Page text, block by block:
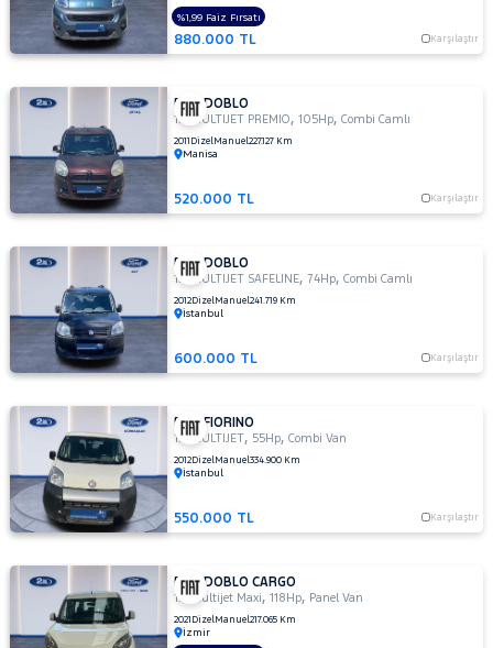
VOLVO
880.000 TL Karşılaştır
%1,99 Faiz Fırsatı
FIAT DOBLO
1.6 MULTIJET PREMIO,105Hp,Combi Camlı
2011 DizelManuel227.127 Km
Manisa
520.000 TL Karşılaştır
FIAT DOBLO
1.3 MULTIJET SAFELINE,74Hp,Combi Camlı
2012DizelManuel241.719 Km
İstanbul
600.000 TL Karşılaştır
FIAT FIORINO
1.3 MULTIJET, 55Hp,Combi Van
2012DizelManuel334.900 Km
İstanbul
550.000 TL Karşılaştır
FIAT DOBLO CARGO
1.6 Multijet Maxi,118Hp, Panel Van
2021 DizelManuel217.065 Km
İzmir